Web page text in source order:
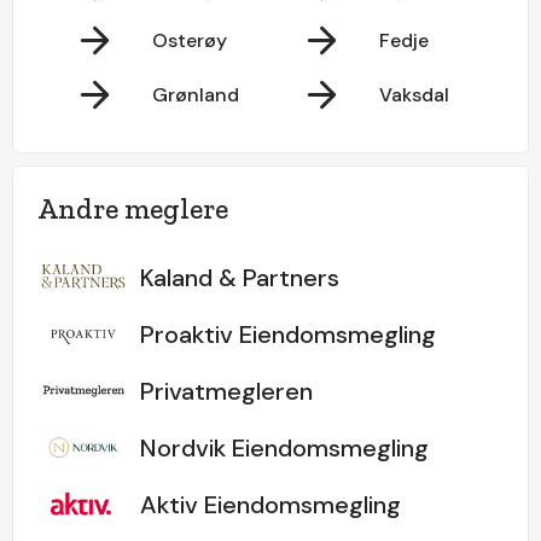
Osterøy Fedje
Grønland Vaksdal
Andre meglere
Kaland & Partners
Proaktiv Eiendomsmegling
Privatmegleren
Nordvik Eiendomsmegling
Aktiv Eiendomsmegling